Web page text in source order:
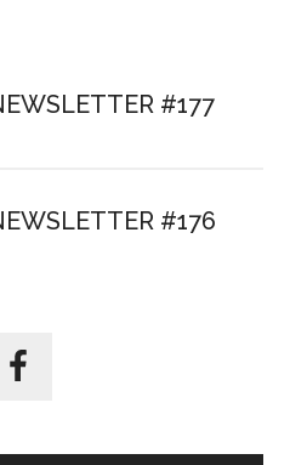
#177
#176